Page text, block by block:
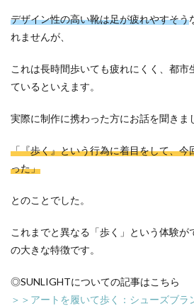
デザイン性の高い靴は足が疲れやすそう
れませんが、
これは長時間歩いても疲れにくく、都市
ているといえます。
実際に制作に携わった方にお話を聞きま
「『歩く』という行為に着目をして、今
った」
とのことでした。
これまでと異なる「歩く」という体験
の大きな特徴です。
◎SUNLIGHTについての記事はこちら
＞＞アートを履いて歩く：シューズブ